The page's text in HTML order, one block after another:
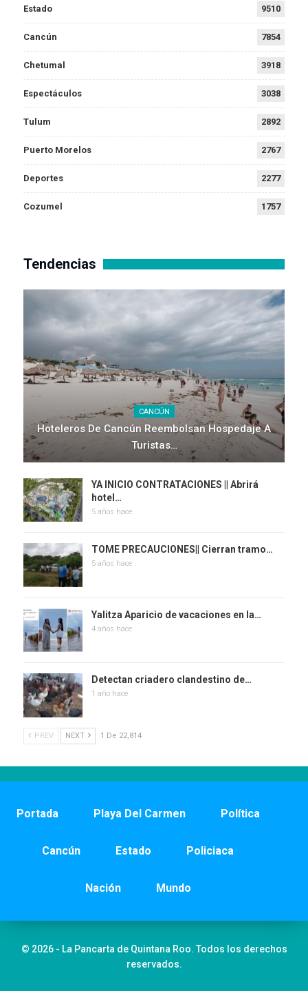
Estado 9510
Cancún 7854
Chetumal 3918
Espectáculos 3038
Tulum 2892
Puerto Morelos 2767
Deportes 2277
Cozumel 1757
Tendencias
CANCÚN
Hoteleros De Cancún Reembolsan Hospedaje A
Turistas…
YA INICIO CONTRATACIONES || Abrirá
hotel…
5 años hace
TOME PRECAUCIONES|| Cierran tramo…
5 años hace
Yalitza Aparicio de vacaciones en la…
4 años hace
Detectan criadero clandestino de…
1 año hace
PREV NEXT 1 De 22,814
Portada Playa Del Carmen Política
Cancún Estado Policiaca
Nación Mundo
© 2026 - La Pancarta de Quintana Roo. Todos los derechos
reservados.